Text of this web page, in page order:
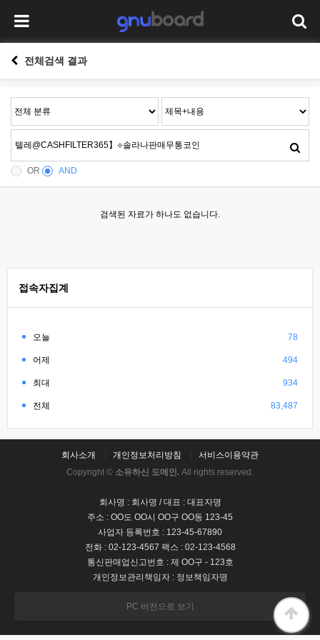
전체검색 결과
OR AND
검색된 자료가 하나도 없습니다.
접속자집계
오늘 78
어제 494
최대 934
전체 83,487
회사소개 개인정보처리방침
서비스이용약관
Copyright © 소유하신 도메인. All rights reserved.
회사명 : 회사명 / 대표 : 대표자명
주소 : OO도 OO시 OO구 OO동 123-45
사업자 등록번호 : 123-45-67890
전화 : 02-123-4567 팩스 : 02-123-4568
통신판매업신고번호 : 제 OO구 - 123호
개인정보관리책임자 : 정보책임자명
PC 버전으로 보기